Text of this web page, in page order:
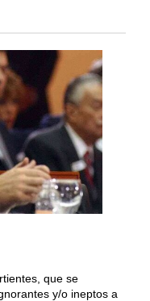
que se
y/o ineptos a